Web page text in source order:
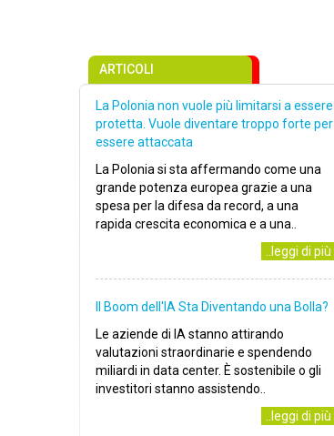
ARTICOLI
La Polonia non vuole più limitarsi a essere
protetta. Vuole diventare troppo forte per
essere attaccata
La Polonia si sta affermando come una
grande potenza europea grazie a una
spesa per la difesa da record, a una
rapida crescita economica e a una..
..leggi di più
Il Boom dell'IA Sta Diventando una Bolla?
Le aziende di IA stanno attirando
valutazioni straordinarie e spendendo
miliardi in data center. È sostenibile o gli
investitori stanno assistendo..
..leggi di più